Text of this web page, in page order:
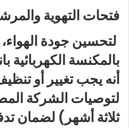
فتحات التهوية
لتحسين جودة
بالمكنسة الكهربائية
أنه يجب تغيير أو
لتوصيات الشركة
ثلاثة أشهر) لضمان